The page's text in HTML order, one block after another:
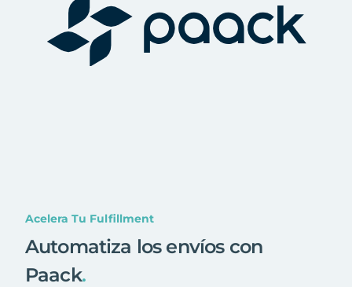
Acelera Tu Fulfillment
Automatiza los envíos con
Paack.